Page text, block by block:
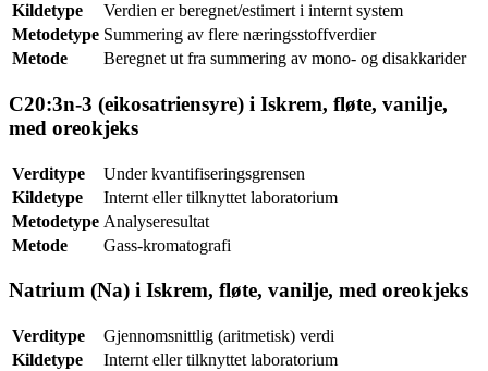
Kildetype
Verdien er beregnet/estimert i internt system
Metodetype Summering av flere næringsstoffverdier
Metode
Beregnet ut fra summering av mono- og disakkarider
C20:3n-3 (eikosatriensyre) i Iskrem, fløte, vanilje,
med oreokjeks
Verditype
Under kvantifiseringsgrensen
Kildetype
Internt eller tilknyttet laboratorium
Metodetype Analyseresultat
Metode
Gass-kromatografi
Natrium (Na) i Iskrem, fløte, vanilje, med oreokjeks
Verditype
Gjennomsnittlig (aritmetisk) verdi
Kildetype
Internt eller tilknyttet laboratorium